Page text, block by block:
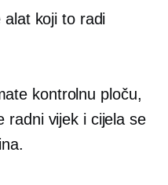
alat koji to radi
kontrolnu ploču,
radni vijek i cijela se